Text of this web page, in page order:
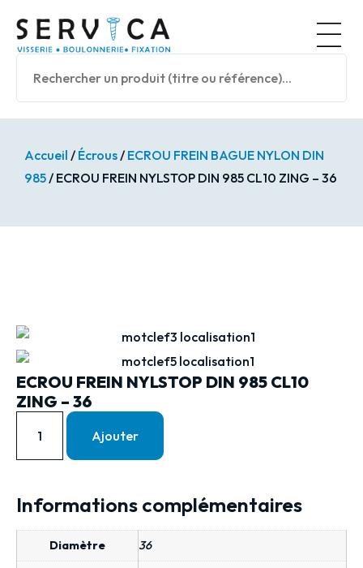
Accueil / Écrous/ ECROU FREIN BAGUE NYLON DIN
985/ ECROU FREIN NYLSTOP DIN 985 CL10 ZING – 36
ECROU FREIN NYLSTOP DIN 985 CL10
ZING – 36
Ajouter
Informations complémentaires
Diamètre 36